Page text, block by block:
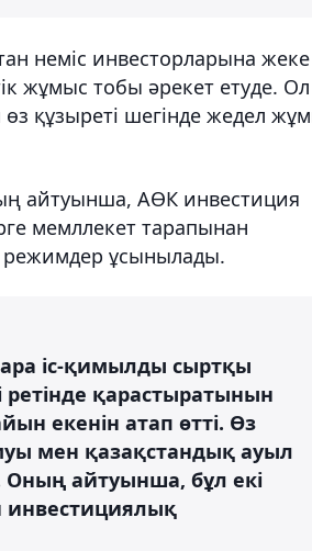
неміс инвесторларына жеке
жұмыс тобы әрекет етуде. Ол
құзыреті шегінде жедел
айтуынша, АӨК инвестиция
мемллекет тарапынан
режимдер ұсынылады.
іс-қимылды сыртқы
қарастыратынын
екенін атап өтті. Өз
мен қазақстандық ауыл
Оның айтуынша, бұл екі
инвестициялық